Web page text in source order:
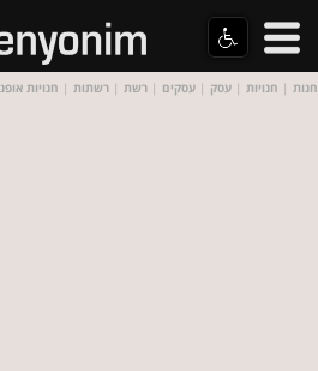
חנות | חנויות | עסק | עסקים | רשת | רשתות | חנויות